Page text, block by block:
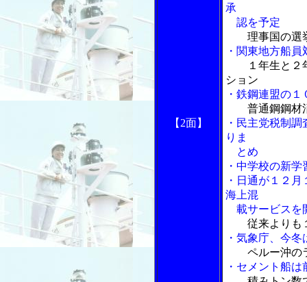
【2面】
承
認を予定
理事国の選
・関東地方船
１年生と
ション
・鉄鋼連盟の
普通鋼鋼材
・民主党税制
りま
とめ
・中学校の新
・日通が１２
海上混
載サービスを
従来よりも
・気象庁、今
ペルー沖の
・セメント船